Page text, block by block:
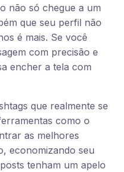
não só chegue a um
que seu perfil não
é mais. Se você
com precisão e
encher a tela com
que realmente se
como o
as melhores
economizando seu
tenham um apelo